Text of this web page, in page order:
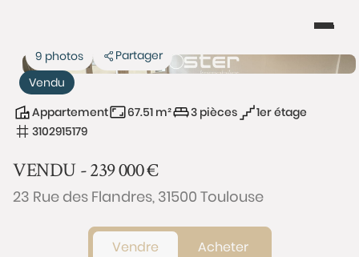
Vendu
9 photos Partager
Appartement 67.51 m² 3 pièces
1er étage
3102915179
VENDU -239 000€
23 Rue des Flandres, 31500 Toulouse
Vendre Acheter